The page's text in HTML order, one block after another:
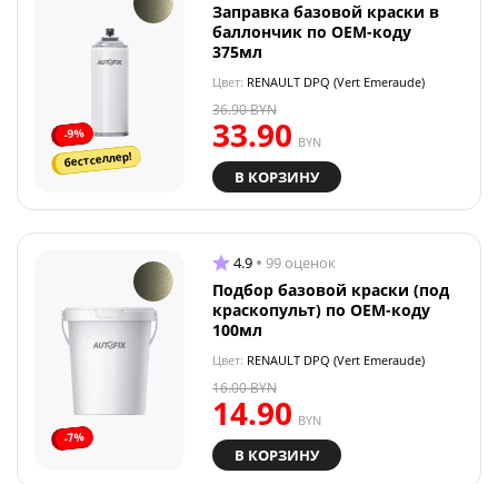
-9%
бестселлер!
Заправка базовой краски в
баллончик по OEM-коду
375мл
Цвет: RENAULT DPQ (Vert Emeraude)
33.90 BYN
36.90BYN
В КОРЗИНУ
-7%
4.9 99 оценок
Подбор базовой краски (под
краскопульт) по OEM-коду
100мл
Цвет: RENAULT DPQ (Vert Emeraude)
14.90 BYN
16.00BYN
В КОРЗИНУ